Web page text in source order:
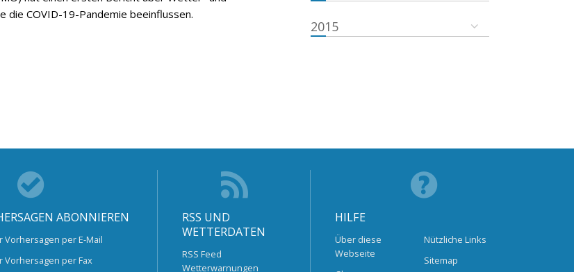
COVID-19-Pandemie beeinflussen.
2015
ABONNIEREN
per E-Mail
Vorhersagen per Fax
RSS UND
WETTERDATEN
RSS Feed
Wetterwarnungen
HILFE
Über diese
Webseite
Nützliche Links
Sitemap